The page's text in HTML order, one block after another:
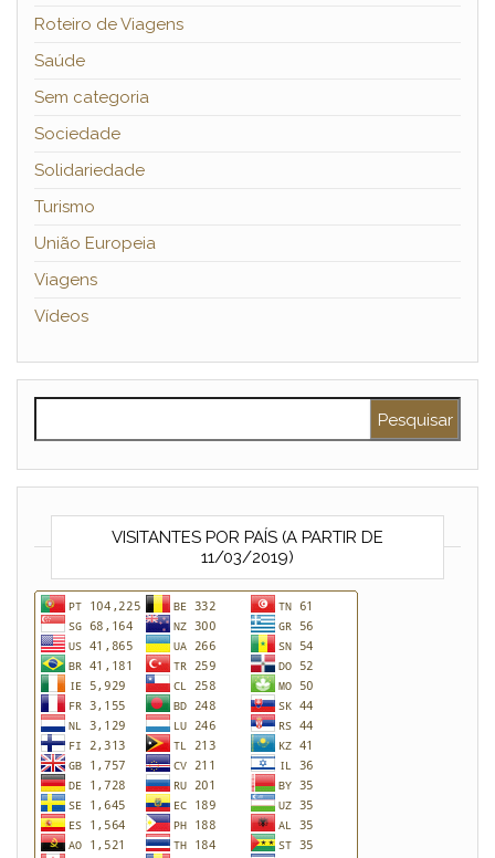
Roteiro de Viagens
Saúde
Sem categoria
Sociedade
Solidariedade
Turismo
União Europeia
Viagens
Vídeos
VISITANTES POR PAÍS (A PARTIR DE
11/03/2019)